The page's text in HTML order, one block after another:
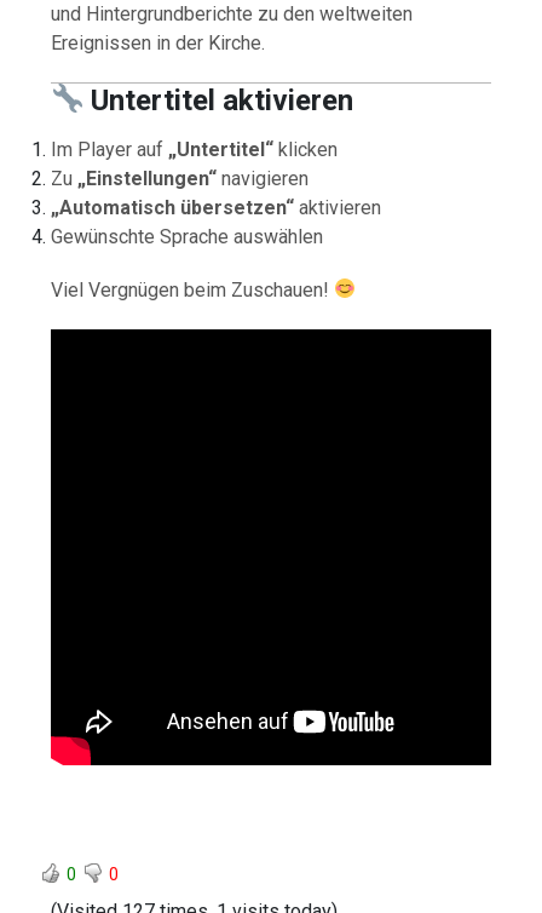
und Hintergrundberichte zu den weltweiten
Ereignissen in der Kirche.
Untertitel aktivieren
Im Player auf „Untertitel“ klicken
Zu „Einstellungen“ navigieren
„Automatisch übersetzen“ aktivieren
Gewünschte Sprache auswählen
Viel Vergnügen beim Zuschauen!
0 0